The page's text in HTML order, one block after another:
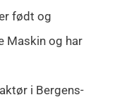
født og
Maskin og har
i Bergens-